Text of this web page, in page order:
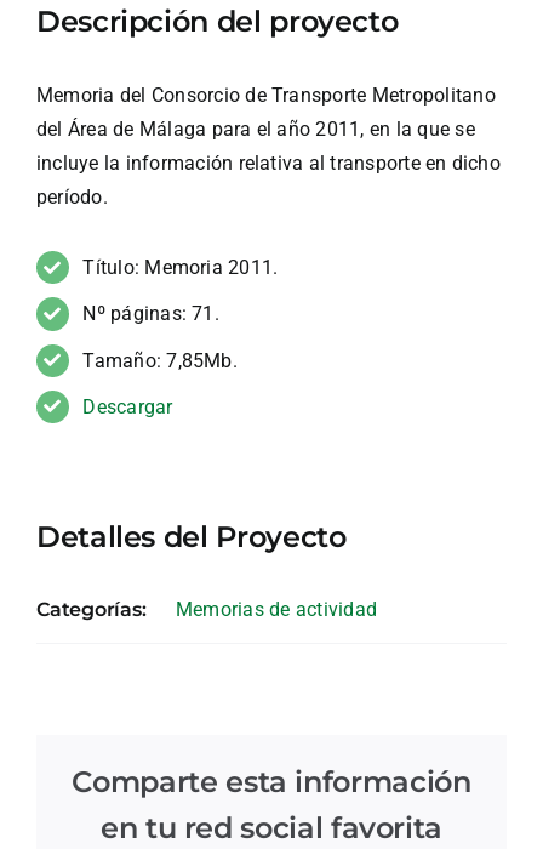
Descripción del proyecto
Memoria del Consorcio de Transporte Metropolitano
del Área de Málaga para el año 2011, en la que se
incluye la información relativa al transporte en dicho
período.
Título: Memoria 2011.
Nº páginas: 71.
Tamaño: 7,85Mb.
Descargar
Detalles del Proyecto
Categorías: Memorias de actividad
Comparte esta información
en tu red social favorita